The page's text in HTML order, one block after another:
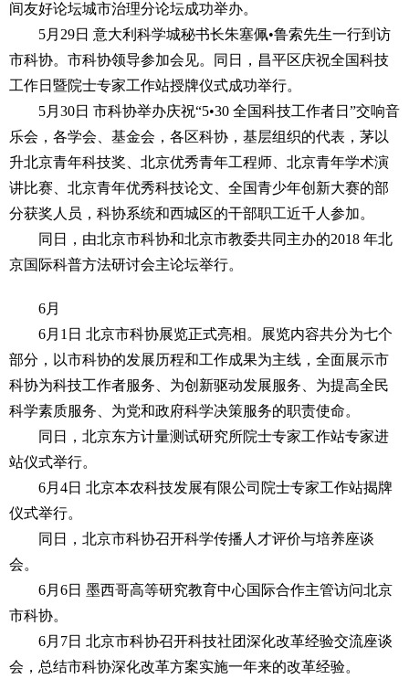
间友好论坛城市治理分论坛成功举办。
5月29日 意大利科学城秘书长朱塞佩•鲁索先生一行到访
市科协。市科协领导参加会见。同日，昌平区庆祝全国科技
工作日暨院士专家工作站授牌仪式成功举行。
5月30日 市科协举办庆祝“5•30 全国科技工作者日”交响音
乐会，各学会、基金会，各区科协，基层组织的代表，茅以
升北京青年科技奖、北京优秀青年工程师、北京青年学术演
讲比赛、北京青年优秀科技论文、全国青少年创新大赛的部
分获奖人员，科协系统和西城区的干部职工近千人参加。
同日，由北京市科协和北京市教委共同主办的2018 年北
京国际科普方法研讨会主论坛举行。
6月
6月1日 北京市科协展览正式亮相。展览内容共分为七个
部分，以市科协的发展历程和工作成果为主线，全面展示市
科协为科技工作者服务、为创新驱动发展服务、为提高全民
科学素质服务、为党和政府科学决策服务的职责使命。
同日，北京东方计量测试研究所院士专家工作站专家进
站仪式举行。
6月4日 北京本农科技发展有限公司院士专家工作站揭牌
仪式举行。
同日，北京市科协召开科学传播人才评价与培养座谈
会。
6月6日 墨西哥高等研究教育中心国际合作主管访问北京
市科协。
6月7日 北京市科协召开科技社团深化改革经验交流座谈
会，总结市科协深化改革方案实施一年来的改革经验。